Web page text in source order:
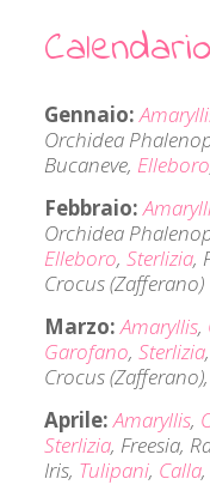
Gennaio:
Orchidea
Bucaneve, Elleboro
Febbraio:
Orchidea
Elleboro, Sterlizia,
Crocus (Zafferano)
Marzo: Amaryllis,
Garofano, Sterlizia
Crocus
Aprile: Amaryllis,
Sterlizia, Freesia,
Iris, Tulipani, Calla,